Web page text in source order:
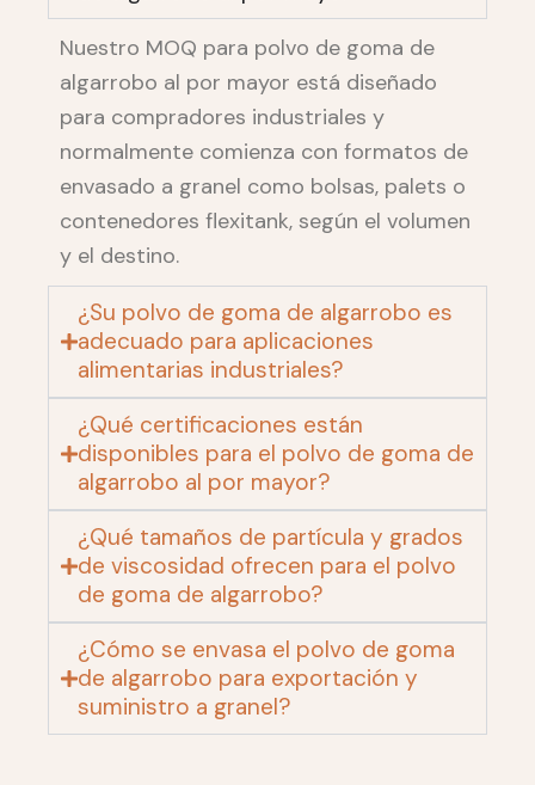
Nuestro MOQ para polvo de goma de
algarrobo al por mayor está diseñado
para compradores industriales y
normalmente comienza con formatos de
envasado a granel como bolsas, palets o
contenedores flexitank, según el volumen
y el destino.
¿Su polvo de goma de algarrobo es
adecuado para aplicaciones
alimentarias industriales?
¿Qué certificaciones están
disponibles para el polvo de goma de
algarrobo al por mayor?
¿Qué tamaños de partícula y grados
de viscosidad ofrecen para el polvo
de goma de algarrobo?
¿Cómo se envasa el polvo de goma
de algarrobo para exportación y
suministro a granel?